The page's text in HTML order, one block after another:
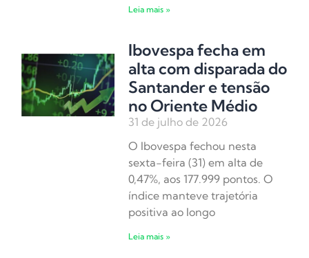
Leia mais »
Ibovespa fecha em
alta com disparada do
Santander e tensão
no Oriente Médio
31 de julho de 2026
O Ibovespa fechou nesta
sexta-feira (31) em alta de
0,47%, aos 177.999 pontos. O
índice manteve trajetória
positiva ao longo
Leia mais »